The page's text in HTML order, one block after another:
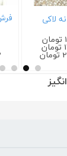
شانه روناسی